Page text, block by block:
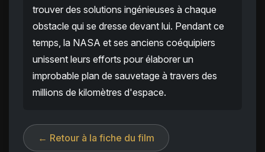
trouver des solutions ingénieuses à chaque
obstacle qui se dresse devant lui. Pendant ce
temps, la NASA et ses anciens coéquipiers
unissent leurs efforts pour élaborer un
improbable plan de sauvetage à travers des
millions de kilomètres d'espace.
← Retour à la fiche du film